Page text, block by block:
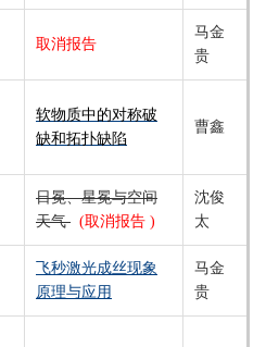
取消报告
马金
贵
软物质中的对称破
缺和拓扑缺陷
曹鑫
日冕、星冕与空间
天气 (取消报告 )
沈俊
太
飞秒激光成丝现象
原理与应用
马金
贵